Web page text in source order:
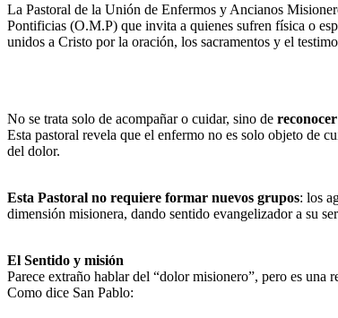
La Pastoral de la Unión de Enfermos y Ancianos
Pontificias (O.M.P) que invita a quienes sufren física o
unidos a Cristo por la oración, los sacramentos y el
No se trata solo de acompañar o cuidar, sino de
Esta pastoral revela que el enfermo no es solo objeto de
del dolor.
Esta Pastoral no requiere formar nuevos grupos: los
dimensión misionera, dando sentido evangelizador a su
El Sentido y misión
Parece extraño hablar del “dolor misionero”, pero es una
Como dice San Pablo: